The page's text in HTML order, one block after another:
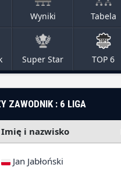
Wyniki Tabela
Super Star TOP 6
ZAWODNIK : 6 LIGA
Imię i nazwisko
Jan Jabłoński